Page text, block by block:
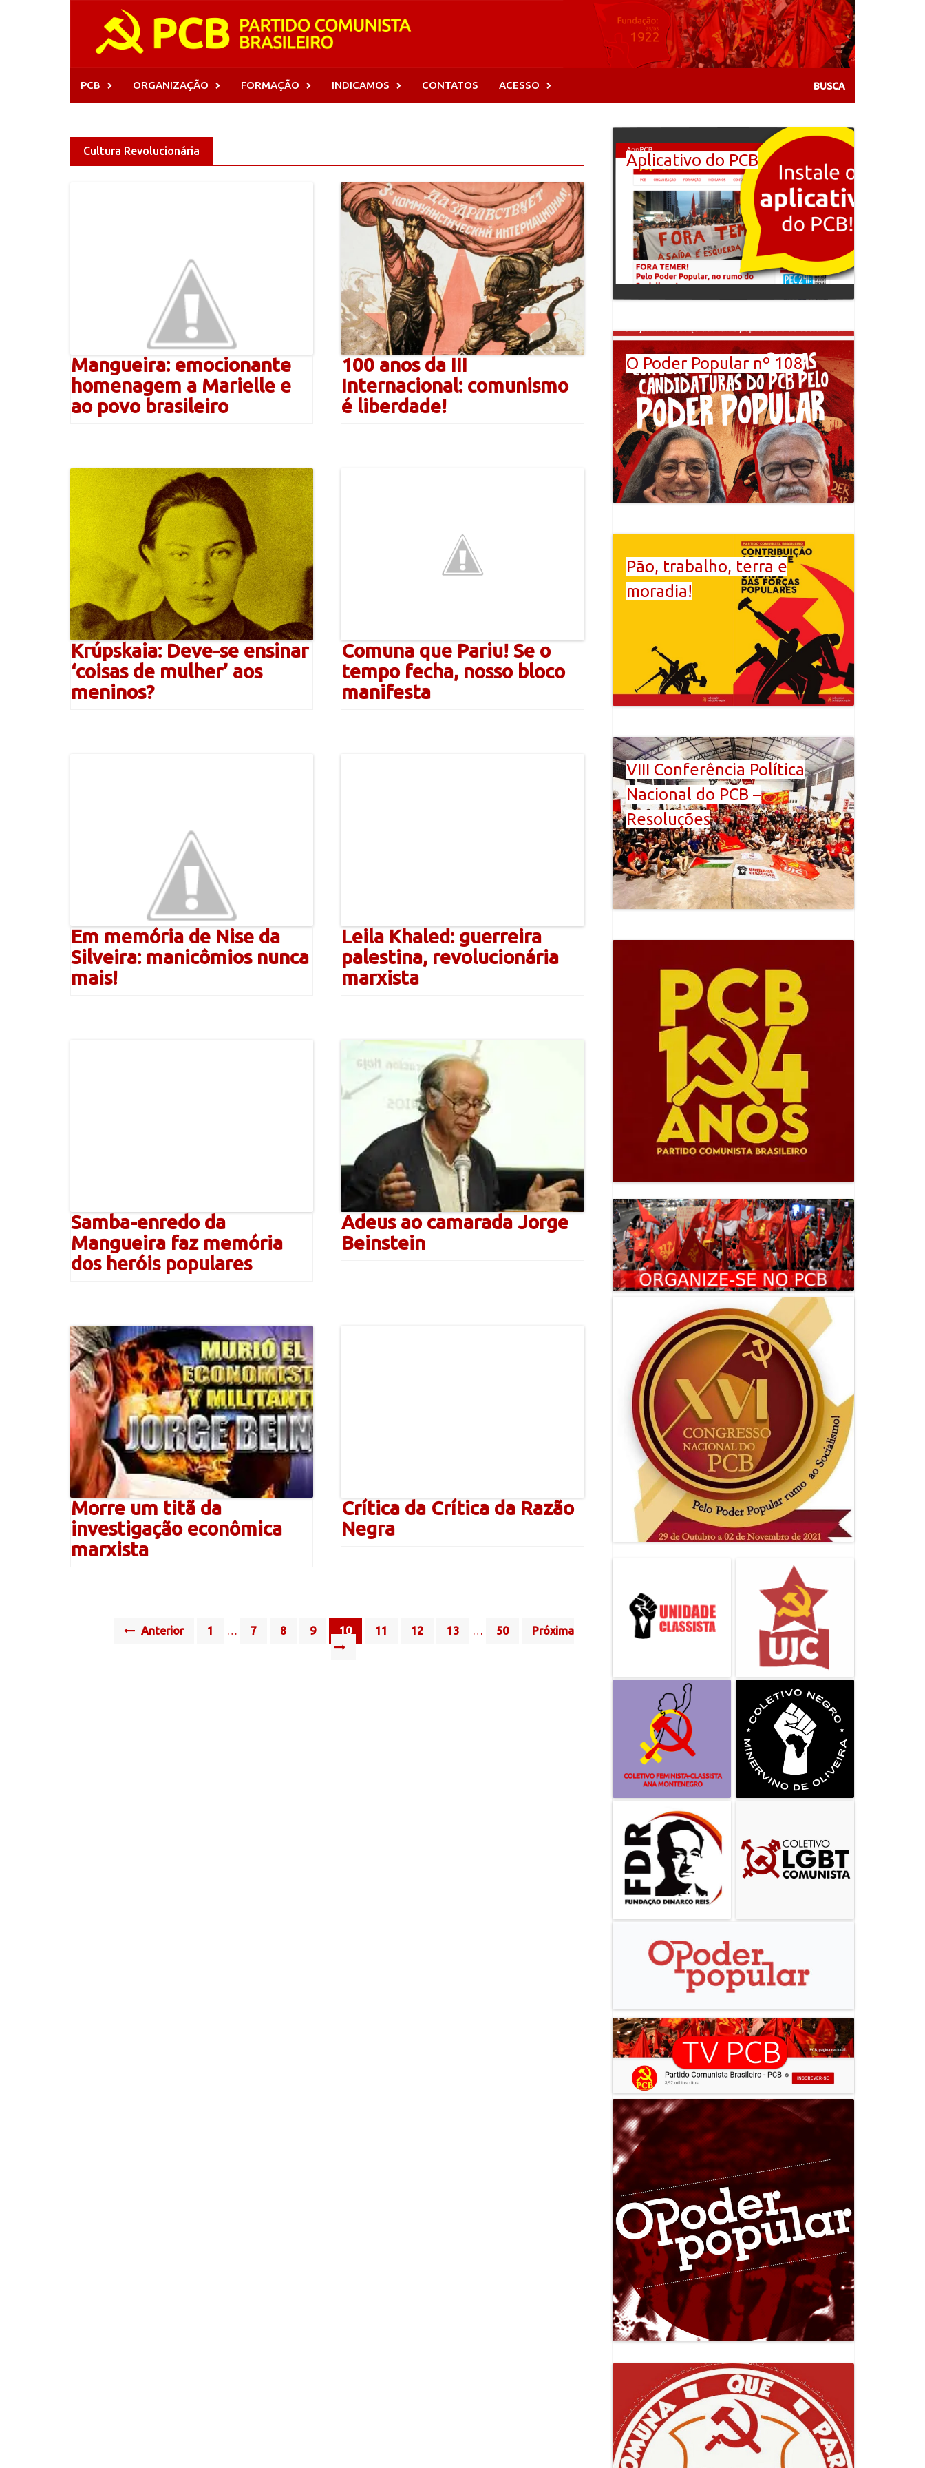
PCB ORGANIZAÇÃO FORMAÇÃO INDICAMOS CONTATOS ACESSO
Cultura Revolucionária
Mangueira: emocionante
homenagem a Marielle e
ao povo brasileiro
100 anos da III
Internacional: comunismo
é liberdade!
Krúpskaia: Deve-se ensinar
‘coisas de mulher’ aos
meninos?
Comuna que Pariu! Se o
tempo fecha, nosso bloco
manifesta
Em memória de Nise da
Silveira: manicômios nunca
mais!
Leila Khaled: guerreira
palestina, revolucionária
marxista
Samba-enredo da
Mangueira faz memória
dos heróis populares
Adeus ao camarada Jorge
Beinstein
Morre um titã da
investigação econômica
marxista
Crítica da Crítica da Razão
Negra
Anterior 1 … 7 8 9 10 11 12 13 … 50 Próxima
Aplicativo do PCB
O Poder Popular nº 108
Pão, trabalho, terra e
moradia!
VIII Conferência Política
Nacional do PCB –
Resoluções